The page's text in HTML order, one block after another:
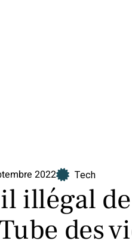
2022 Tech
illégal
des